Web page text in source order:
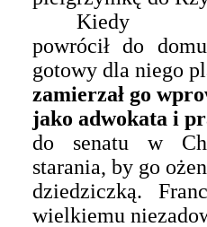
Kiedy
powrócił do
gotowy dla niego
zamierzał go
jako adwokata i
do senatu w
starania, by go
dziedziczką.
wielkiemu